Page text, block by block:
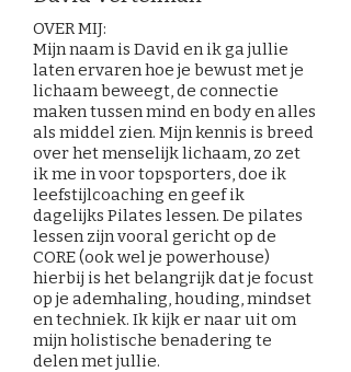
OVER MIJ:
Mijn naam is David en ik ga jullie
laten ervaren hoe je bewust met je
lichaam beweegt, de connectie
maken tussen mind en body en alles
als middel zien. Mijn kennis is breed
over het menselijk lichaam, zo zet
ik me in voor topsporters, doe ik
leefstijlcoaching en geef ik
dagelijks Pilates lessen. De pilates
lessen zijn vooral gericht op de
CORE (ook wel je powerhouse)
hierbij is het belangrijk dat je focust
op je ademhaling, houding, mindset
en techniek. Ik kijk er naar uit om
mijn holistische benadering te
delen met jullie.